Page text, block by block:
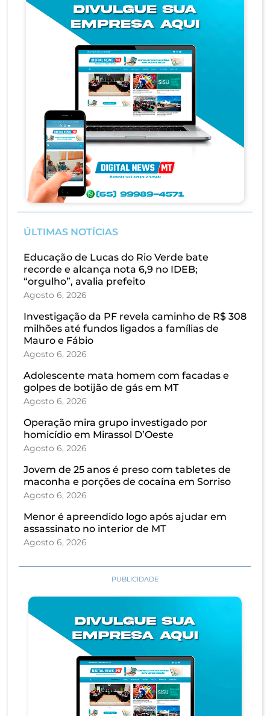
ÚLTIMAS NOTÍCIAS
Educação de Lucas do Rio Verde bate
recorde e alcança nota 6,9 no IDEB;
“orgulho”, avalia prefeito
Agosto 6, 2026
Investigação da PF revela caminho de R$ 308
milhões até fundos ligados a famílias de
Mauro e Fábio
Agosto 6, 2026
Adolescente mata homem com facadas e
golpes de botijão de gás em MT
Agosto 6, 2026
Operação mira grupo investigado por
homicídio em Mirassol D’Oeste
Agosto 6, 2026
Jovem de 25 anos é preso com tabletes de
maconha e porções de cocaína em Sorriso
Agosto 6, 2026
Menor é apreendido logo após ajudar em
assassinato no interior de MT
Agosto 6, 2026
PUBLICIDADE